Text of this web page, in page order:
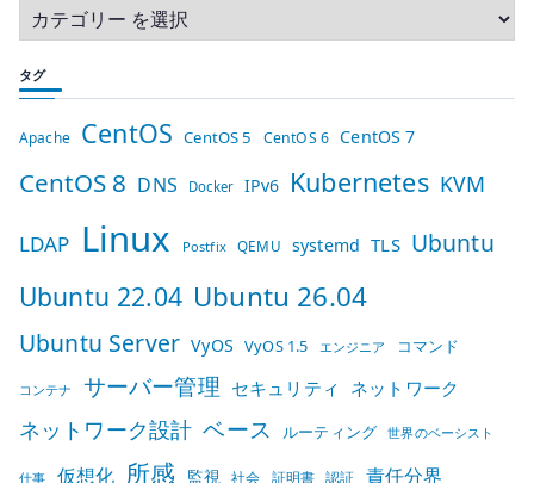
タグ
Apache CentOS CentOS 5 CentOS 6 CentOS 7
CentOS 8 DNS Docker IPv6 Kubernetes KVM
LDAP Linux Postfix QEMU systemd TLS Ubuntu
Ubuntu 22.04 Ubuntu 26.04
Ubuntu Server VyOS VyOS 1.5 エンジニア コマンド
コンテナ サーバー管理 セキュリティ ネットワーク
ネットワーク設計 ベース ルーティング 世界のベーシスト
仕事 仮想化 所感 監視 社会 証明書 認証 責任分界